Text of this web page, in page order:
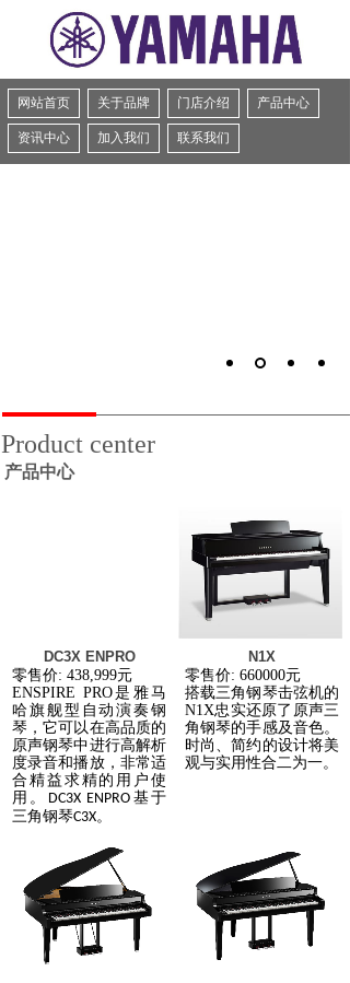
网站首页 关于品牌 门店介绍 产品中心
资讯中心 加入我们 联系我们
Product center
产品中心
DC3X ENPRO
零售价: 438,999元
ENSPIRE PRO是雅马
哈旗舰型自动演奏钢
琴，它可以在高品质的
原声钢琴中进行高解析
度录音和播放，非常适
合精益求精的用户使
用。 DC3X ENPRO 基于
三角钢琴C3X。
N1X
零售价: 660000元
搭载三角钢琴击弦机的
N1X忠实还原了原声三
角钢琴的手感及音色。
时尚、简约的设计将美
观与实用性合二为一。